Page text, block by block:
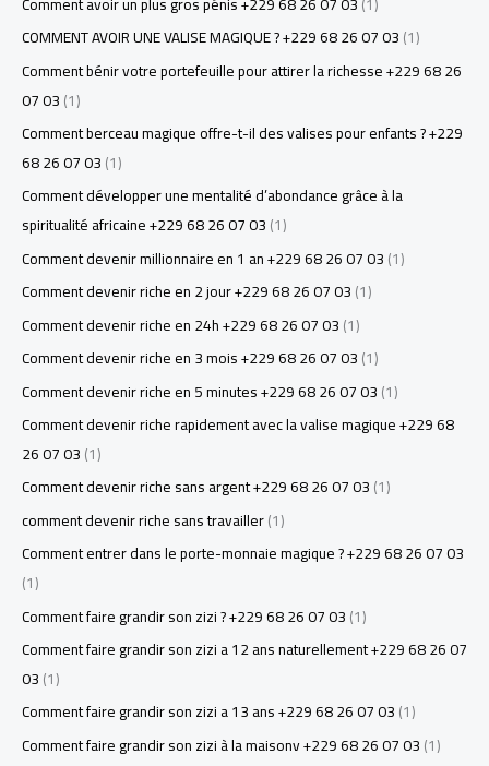
COMMENT AVOIR UNE VALISE MAGIQUE ? +229 68 26 07 03(1)
Comment bénir votre portefeuille pour attirer la richesse +229 68 26
07 03(1)
Comment berceau magique offre-t-il des valises pour enfants ? +229
68 26 07 03(1)
Comment développer une mentalité d’abondance grâce à la
spiritualité africaine +229 68 26 07 03(1)
Comment devenir millionnaire en 1 an +229 68 26 07 03(1)
Comment devenir riche en 2 jour +229 68 26 07 03(1)
Comment devenir riche en 24h +229 68 26 07 03(1)
Comment devenir riche en 3 mois +229 68 26 07 03(1)
Comment devenir riche en 5 minutes +229 68 26 07 03(1)
Comment devenir riche rapidement avec la valise magique +229 68
26 07 03(1)
Comment devenir riche sans argent +229 68 26 07 03(1)
comment devenir riche sans travailler(1)
Comment entrer dans le porte-monnaie magique ? +229 68 26 07 03
(1)
Comment faire grandir son zizi ? +229 68 26 07 03(1)
Comment faire grandir son zizi a 12 ans naturellement +229 68 26 07
03(1)
Comment faire grandir son zizi a 13 ans +229 68 26 07 03(1)
Comment faire grandir son zizi à la maisonv +229 68 26 07 03(1)